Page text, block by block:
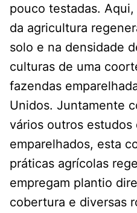
pouco testadas.
da agricultura
solo e na densidade
culturas de uma
fazendas
Unidos. Juntamente
vários outros
emparelhados, esta
práticas agrícolas
empregam plantio
cobertura e diversas